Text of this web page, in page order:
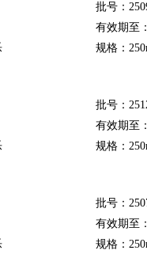
批号：
有效期至
规格：
批号：
有效期至
规格：
批号：
有效期至
规格：